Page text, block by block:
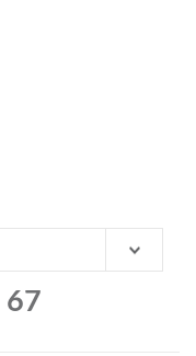
67